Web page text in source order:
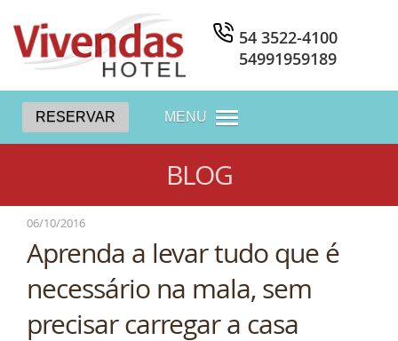
54 3522-4100
54991959189
RESERVAR MENU
BLOG
06/10/2016
Aprenda a levar tudo que é
necessário na mala, sem
precisar carregar a casa